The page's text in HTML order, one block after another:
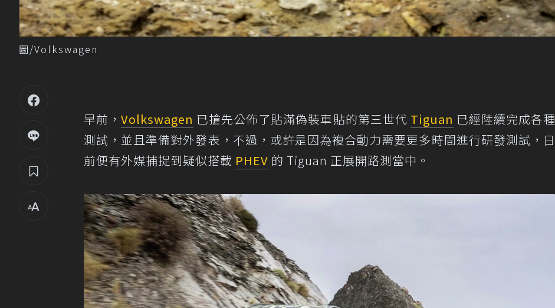
圖/Volkswagen
早前，Volkswagen 已搶先公佈了貼滿偽裝車貼的第三世代 Tiguan 已經陸續完成各種
測試，並且準備對外發表，不過，或許是因為複合動力需要更多時間進行研發測試，日
前便有外媒捕捉到疑似搭載 PHEV 的 Tiguan 正展開路測當中。